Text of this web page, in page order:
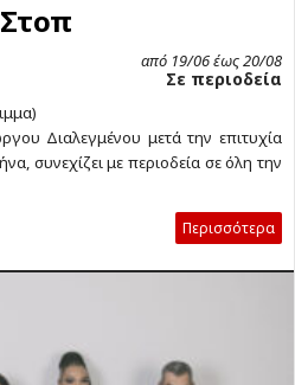
από 19/06 έως 20/08
Σε περιοδεία
Διαλεγμένου μετά την επιτυχία
συνεχίζει με περιοδεία σε όλη την
Περισσότερα